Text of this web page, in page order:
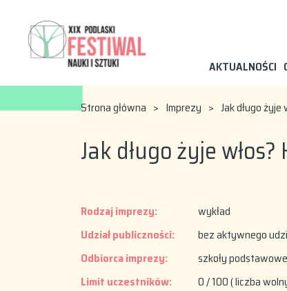
AKTUALNOŚCI
Strona główna > Imprezy > Jak długo
Jak długo żyje
Rodzaj imprezy:
wykład
Udział publiczności:
bez aktywnego
Odbiorca imprezy:
szkoły
Limit uczestników:
0 / 100 ( liczba